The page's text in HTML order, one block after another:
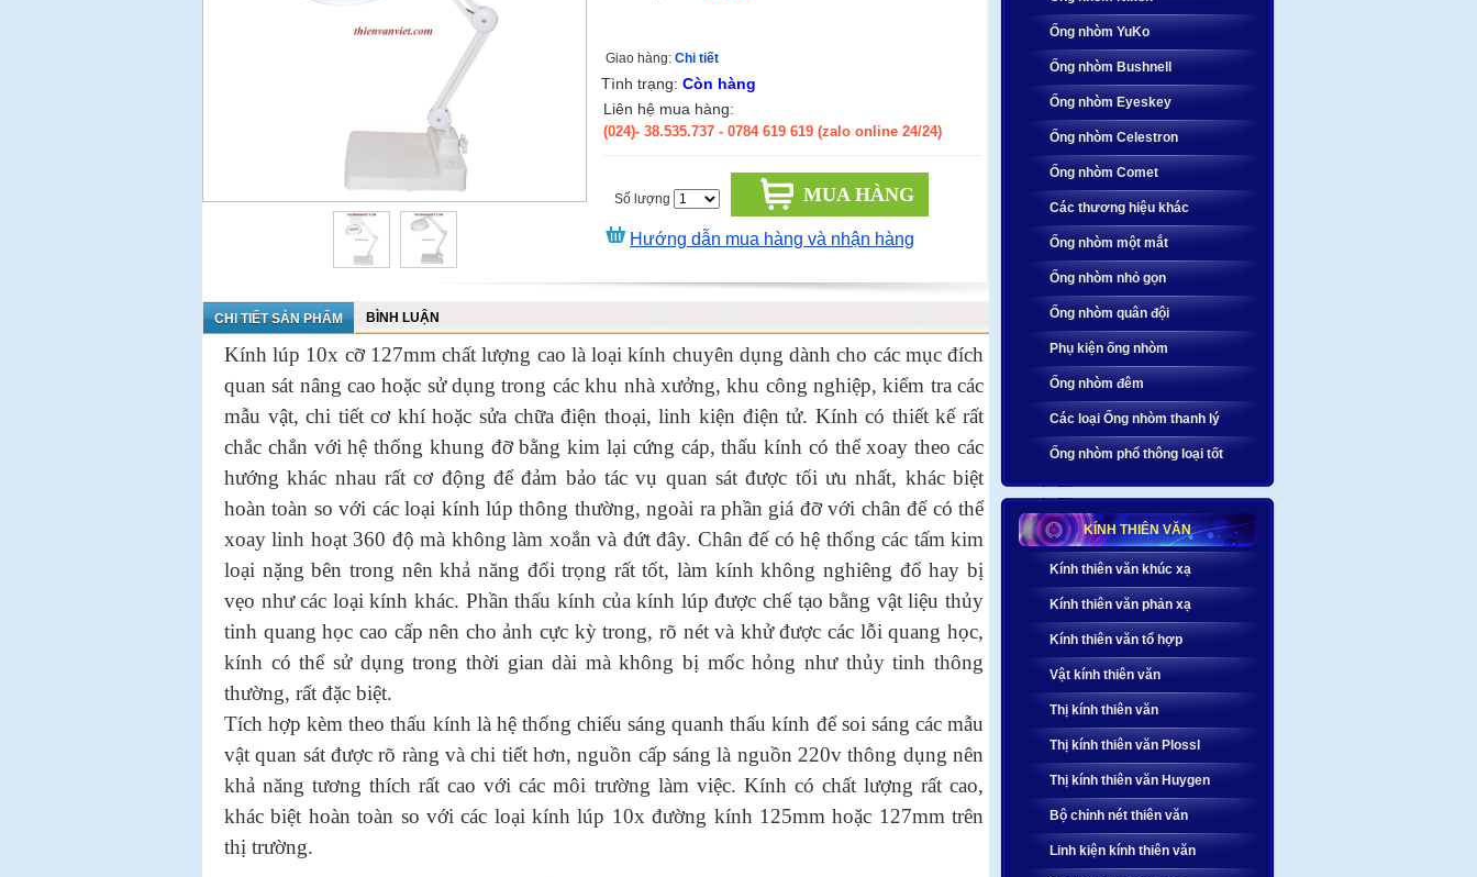
Giao hàng: Chi tiết
Tình trạng: Còn hàng
Liên hệ mua hàng:
(024)- 38.535.737 - 0784 619 619 (zalo online 24/24)
Số lượng MUA HÀNG
Hướng dẫn mua hàng và nhận hàng
CHI TIẾT SẢN PHẨM BÌNH LUẬN
Kính lúp 10x cỡ 127mm chất lượng cao là loại kính chuyên dụng dành cho các mục đích
quan sát nâng cao hoặc sử dụng trong các khu nhà xưởng, khu công nghiệp, kiểm tra các
mẫu vật, chi tiết cơ khí hoặc sửa chữa điện thoại, linh kiện điện tử. Kính có thiết kế rất
chắc chắn với hệ thống khung đỡ bằng kim lại cứng cáp, thấu kính có thể xoay theo các
hướng khác nhau rất cơ động để đảm bảo tác vụ quan sát được tối ưu nhất, khác biệt
hoàn toàn so với các loại kính lúp thông thường, ngoài ra phần giá đỡ với chân đế có thể
xoay linh hoạt 360 độ mà không làm xoắn và đứt đây. Chân đế có hệ thống các tấm kim
loại nặng bên trong nên khả năng đối trọng rất tốt, làm kính không nghiêng đổ hay bị
vẹo như các loại kính khác. Phần thấu kính của kính lúp được chế tạo bằng vật liệu thủy
tinh quang học cao cấp nên cho ảnh cực kỳ trong, rõ nét và khử được các lỗi quang học,
kính có thể sử dụng trong thời gian dài mà không bị mốc hỏng như thủy tinh thông
thường, rất đặc biệt.
Tích hợp kèm theo thấu kính là hệ thống chiếu sáng quanh thấu kính để soi sáng các mẫu
vật quan sát được rõ ràng và chi tiết hơn, nguồn cấp sáng là nguồn 220v thông dụng nên
khả năng tương thích rất cao với các môi trường làm việc. Kính có chất lượng rất cao,
khác biệt hoàn toàn so với các loại kính lúp 10x đường kính 125mm hoặc 127mm trên
thị trường.
Ống nhòm YuKo
Ống nhòm Bushnell
Ống nhòm Eyeskey
Ống nhòm Celestron
Ống nhòm Comet
Các thương hiệu khác
Ống nhòm một mắt
Ống nhòm nhỏ gọn
Ống nhòm quân đội
Phụ kiện ống nhòm
Ống nhòm đêm
Các loại Ống nhòm thanh lý
Ống nhòm phổ thông loại tốt
KÍNH THIÊN VĂN
Kính thiên văn khúc xạ
Kính thiên văn phản xạ
Kính thiên văn tổ hợp
Vật kính thiên văn
Thị kính thiên văn
Thị kính thiên văn Plossl
Thị kính thiên văn Huygen
Bộ chỉnh nét thiên văn
Linh kiện kính thiên văn